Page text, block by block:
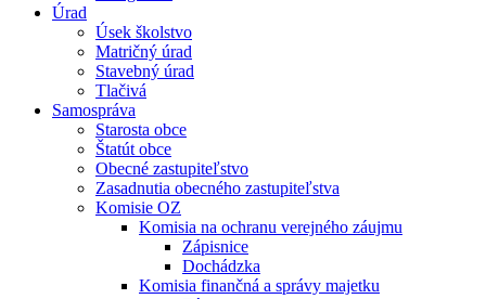
Úrad
Úsek školstvo
Matričný úrad
Stavebný úrad
Tlačivá
Samospráva
Starosta obce
Štatút obce
Obecné zastupiteľstvo
Zasadnutia obecného zastupiteľstva
Komisie OZ
Komisia na ochranu verejného záujmu
Zápisnice
Dochádzka
Komisia finančná a správy majetku